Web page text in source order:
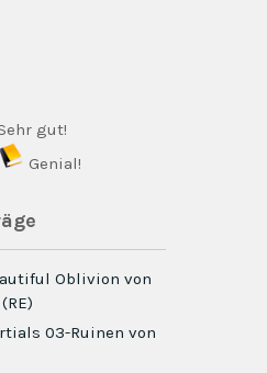
gut!
Genial!
Oblivion von
03-Ruinen von